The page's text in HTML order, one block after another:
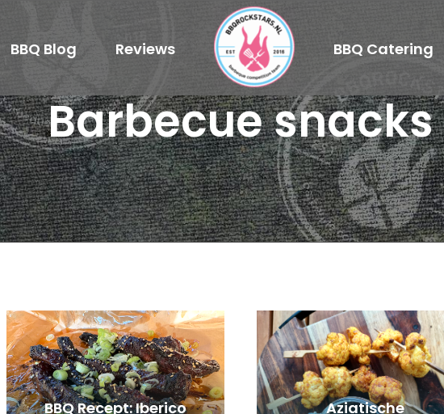
BBQ Blog Reviews BBQ Catering
Barbecue snacks
BBQ Recept: Iberico
Aziatische